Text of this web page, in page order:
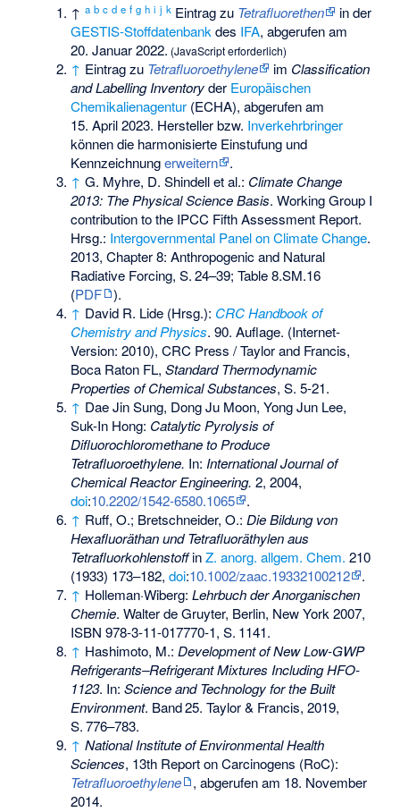
↑a b c d e f g h i j k Eintrag zu Tetrafluorethen
in der
GESTIS-Stoffdatenbankdes IFA, abgerufen am
20. Januar 2022. (JavaScript erforderlich)
↑ Eintrag zu Tetrafluoroethylene im Classification
and Labelling Inventoryder Europäischen
Chemikalienagentur (ECHA), abgerufen am
15. April 2023. Hersteller bzw. Inverkehrbringer
können die harmonisierte Einstufung und
Kennzeichnungerweitern
.
↑ G. Myhre, D. Shindell et al.: Climate Change
2013: The Physical Science Basis. Working Group I
contribution to the IPCC Fifth Assessment Report.
Hrsg.: Intergovernmental Panel on Climate Change.
2013, Chapter 8: Anthropogenic and Natural
Radiative Forcing,S.24–39; Table 8.SM.16
(PDF
).
↑ David R. Lide (Hrsg.): CRC Handbook of
Chemistry and Physics. 90. Auflage. (Internet-
Version: 2010), CRC Press / Taylor and Francis,
Boca Raton FL,Standard Thermodynamic
Properties of Chemical Substances, S. 5-21.
↑ Dae Jin Sung, Dong Ju Moon, Yong Jun Lee,
Suk-In Hong: Catalytic Pyrolysis of
Difluorochloromethane to Produce
Tetrafluoroethylene. In:International Journal of
Chemical Reactor Engineering. 2, 2004,
doi:10.2202/1542-6580.1065
.
↑ Ruff, O.; Bretschneider, O.:Die Bildung von
Hexafluoräthan und Tetrafluoräthylen aus
TetrafluorkohlenstoffinZ. anorg. allgem. Chem. 210
(1933) 173–182,doi:10.1002/zaac.19332100212
.
↑ Holleman·Wiberg:Lehrbuch der Anorganischen
Chemie. Walter de Gruyter, Berlin, New York 2007,
ISBN 978-3-11-017770-1,S. 1141.
↑ Hashimoto, M.:Development of New Low-GWP
Refrigerants–Refrigerant Mixtures Including HFO-
1123. In:Science and Technology for the Built
Environment. Band25. Taylor & Francis, 2019,
S.776–783.
↑ National Institute of Environmental Health
Sciences, 13th Report on Carcinogens (RoC):
Tetrafluoroethylene
, abgerufen am 18. November
2014.